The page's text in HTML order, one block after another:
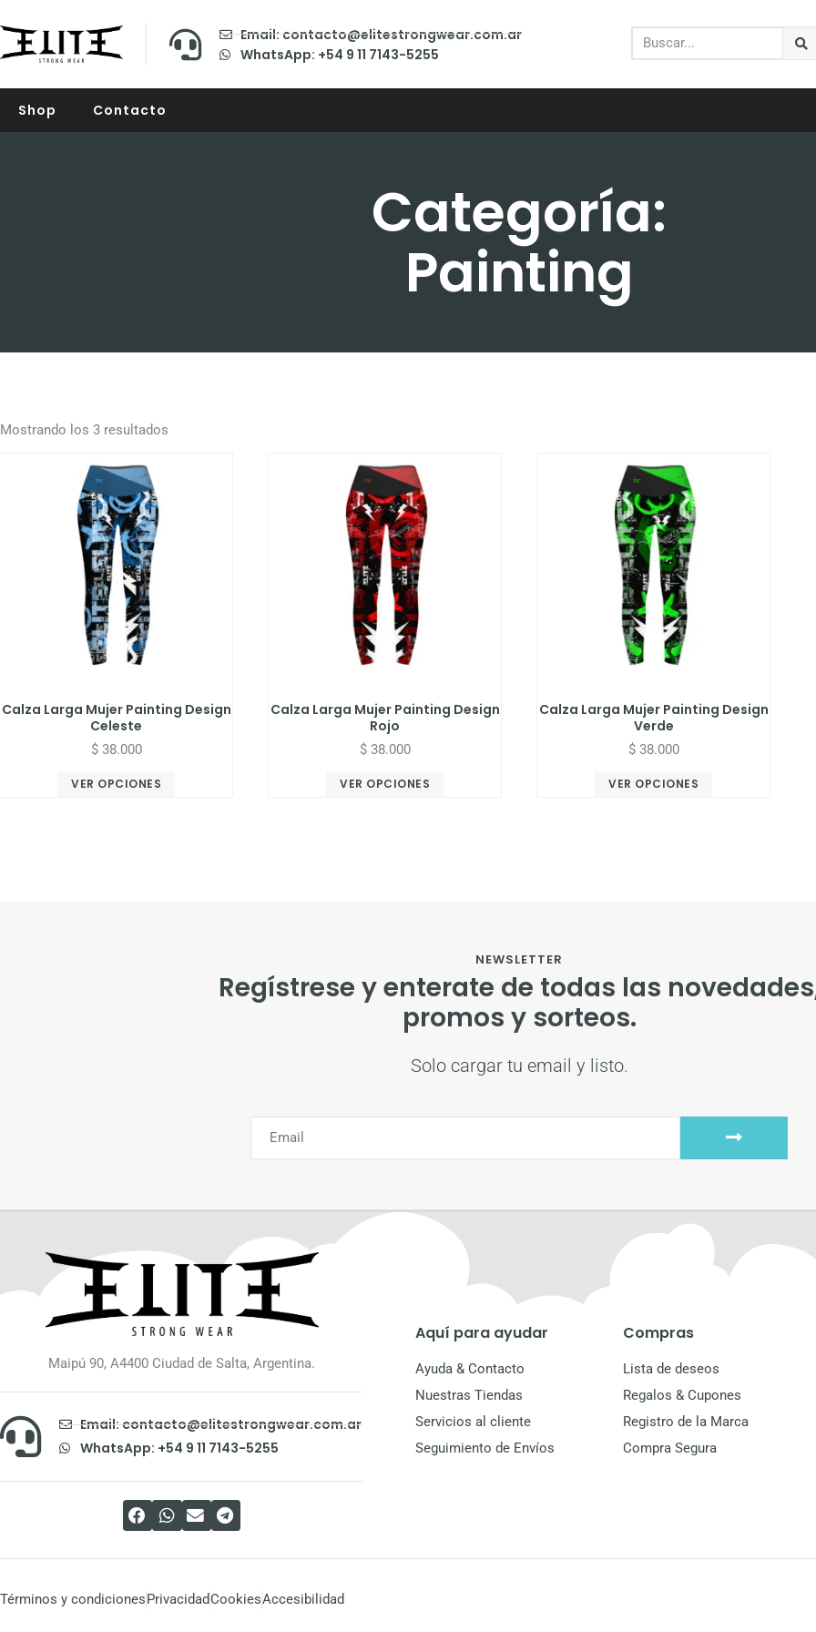
Email: contacto@elitestrongwear.com.ar
WhatsApp: +54 9 11 7143-5255
Shop Contacto
Categoría:
Painting
Mostrando los 3 resultados
Calza Larga Mujer Painting Design
Celeste
$38.000
VER OPCIONES
Calza Larga Mujer Painting Design
Rojo
$38.000
VER OPCIONES
Calza Larga Mujer Painting Design
Verde
$38.000
VER OPCIONES
NEWSLETTER
Regístrese y enterate de todas las
promos y sorteos.
Solo cargar tu email y listo.
Maipú 90, A4400 Ciudad de Salta, Argentina.
Email: contacto@elitestrongwear.com.ar
WhatsApp: +54 9 11 7143-5255
Aquí para ayudar
Ayuda & Contacto
Nuestras Tiendas
Servicios al cliente
Seguimiento de Envíos
Compras
Lista de deseos
Regalos & Cupones
Registro de la Marca
Compra Segura
Términos y condicionesPrivacidadCookiesAccesibilidad